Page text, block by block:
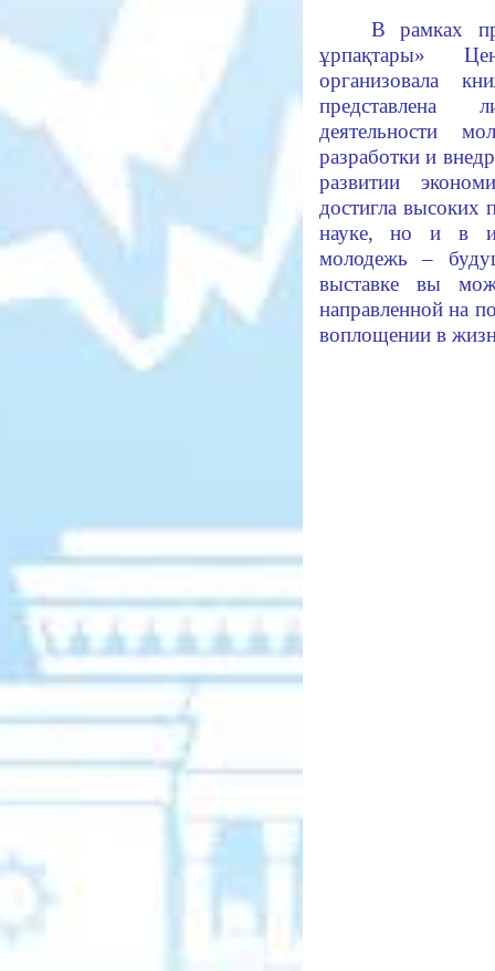
В рамках
ұрпақтары»
организовала
представлена
деятельности
разработки и
развитии
достигла высоких
науке, но и в
молодежь –
выставке вы
направленной на
воплощении в